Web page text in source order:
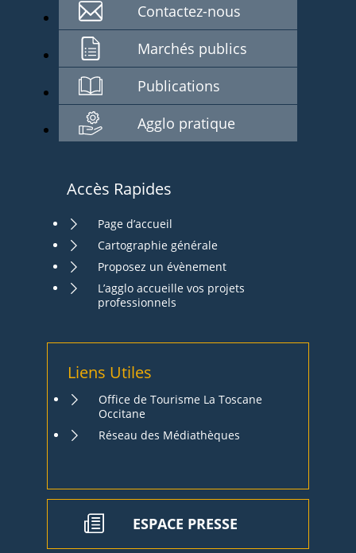
Contactez-nous
Marchés publics
Publications
Agglo pratique
Accès Rapides
Page d’accueil
Cartographie générale
Proposez un évènement
L’agglo accueille vos projets
professionnels
Liens Utiles
Office de Tourisme La Toscane
Occitane
Réseau des Médiathèques
ESPACE PRESSE